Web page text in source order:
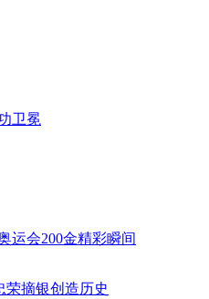
卫冕
运会200金精彩瞬间
荣摘银创造历史